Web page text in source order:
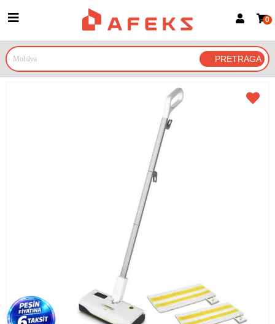
Prijava za članove
Prijavite se Google nalogom
0